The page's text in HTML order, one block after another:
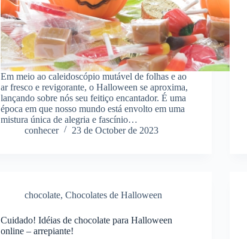
Em meio ao caleidoscópio mutável de folhas e ao
ar fresco e revigorante, o Halloween se aproxima,
lançando sobre nós seu feitiço encantador. É uma
época em que nosso mundo está envolto em uma
mistura única de alegria e fascínio…
conhecer
23 de October de 2023
chocolate,Chocolates de Halloween
Cuidado! Idéias de chocolate para Halloween
online – arrepiante!